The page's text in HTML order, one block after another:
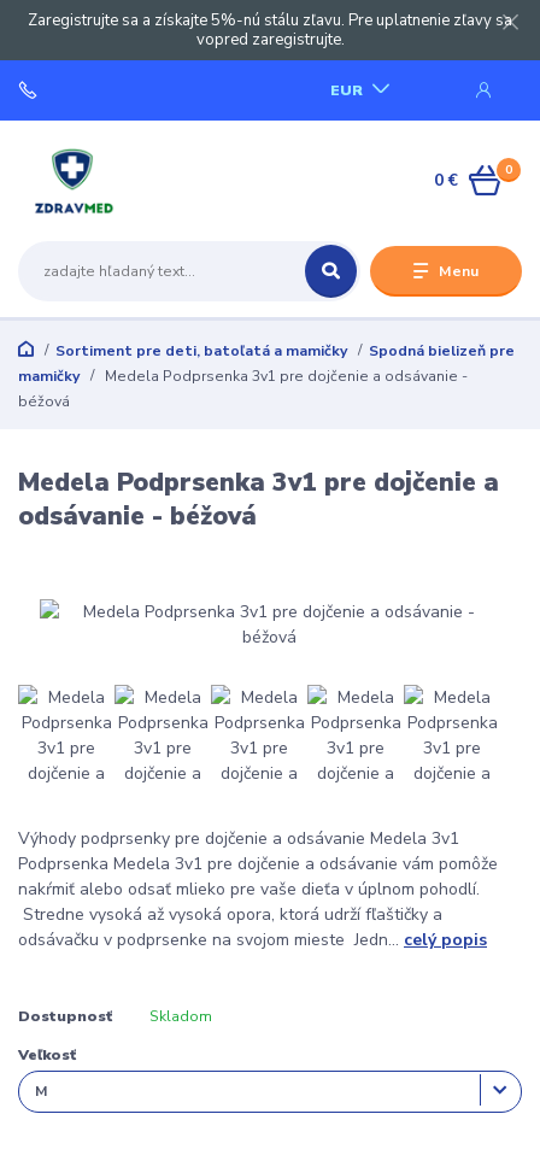
Zaregistrujte sa a získajte 5%-nú stálu zľavu. Pre uplatnenie zľavy sa
vopred zaregistrujte.
Menu
EUR
0
0 €
Sortiment pre deti, batoľatá a mamičky
Spodná bielizeň pre
mamičky
Medela Podprsenka 3v1 pre dojčenie a odsávanie -
béžová
Medela Podprsenka 3v1 pre dojčenie a
odsávanie - béžová
Výhody podprsenky pre dojčenie a odsávanie Medela 3v1
Podprsenka Medela 3v1 pre dojčenie a odsávanie vám pomôže
nakŕmiť alebo odsať mlieko pre vaše dieťa v úplnom pohodlí.
Stredne vysoká až vysoká opora, ktorá udrží fľaštičky a
odsávačku v podprsenke na svojom mieste Jedn... celý popis
Dostupnosť Skladom
Veľkosť